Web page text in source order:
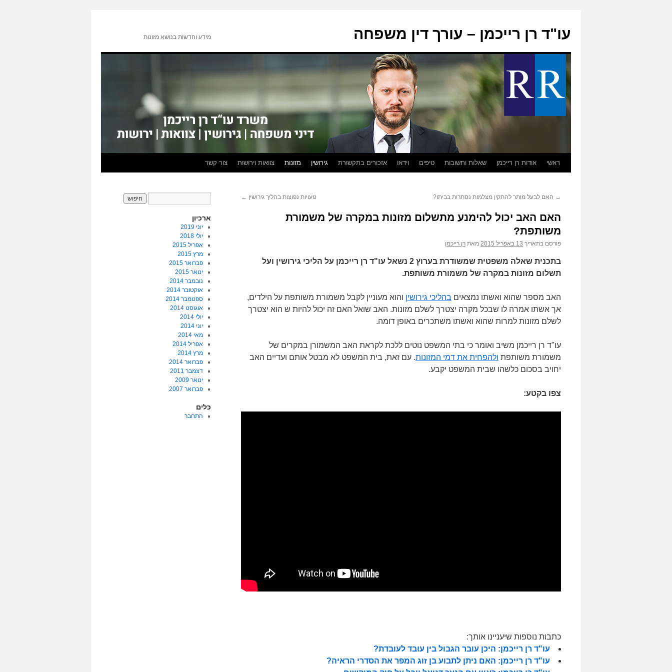
עו"ד רן רייכמן – עורך דין משפחה מידע וחדשות בנושא מזונות
לדלג
ראשי אודות רן רייכמן שאלות ותשובות טיפים וידאו אזכורים בתקשורת גירושין מזונות צוואות וירושות צור קשר
→ האם לבעל מותר להתקין מצלמות נסתרות בביתו? טעויות נפוצות בהליך גירושין ←
האם האב יכול להימנע מתשלום מזונות במקרה של משמורת
משותפת?
פורסם בתאריך 13 באפריל 2015 מאת רן רייכמן
בתכנית שאלה משפטית שמשודרת בערוץ 2 נשאל עו"ד רן רייכמן על הליכי גירושין ועל
תשלום מזונות במקרה של משמורת משותפת.
האב מספר שהוא ואשתו נמצאים בהליכי גירושין והוא מעוניין לקבל משמורת משותפת על הילדים,
אך אשתו אמרה לו שבכל מקרה יצטרך לשלם מזונות. האב שואל האם זה יכול להיות ש הוא יצטרך
לשלם מזונות למרות שהוא ואשתו משתכרים באופן דומה.
עו"ד רן רייכמן משיב ואומר כי בתי המשפט נוטים ללכת לקראת האב המשמורן במקרים של
משמורת משותפת ולהפחית את דמי המזונות. עם זאת, בית המשפט לא מבטל אותם ועדיים האב
יחויב בסכום כלשהו שבית המשפט יקבע.
צפו בקטע:
כתבות נוספות שיעניינו אותך:
עו"ד רן רייכמן: היכן עובר הגבול בין עובד לעובדת?
עו"ד רן רייכמן: האם ניתן לתבוע בן זוג המפר את הסדרי הראיה?
ארכיון
יוני 2019
יולי 2018
אפריל 2015
מרץ 2015
פברואר 2015
ינואר 2015
נובמבר 2014
אוקטובר 2014
ספטמבר 2014
אוגוסט 2014
יולי 2014
יוני 2014
מאי 2014
אפריל 2014
מרץ 2014
פברואר 2014
דצמבר 2011
ינואר 2009
פברואר 2007
כלים
התחבר